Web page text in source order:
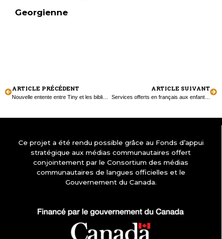
Georgienne
ARTICLE PRÉCÉDENT ARTICLE SUIVANT
Services offerts en français aux enfants de la région
Ce projet a été rendu possible grâce au Fonds d’appui
stratégique aux médias communautaires offert
conjointement par le Consortium des médias
communautaires de langues officielles et le
Gouvernement du Canada.